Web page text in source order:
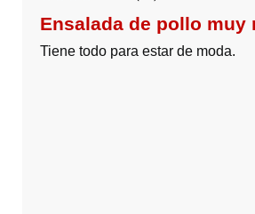
Ensalada de pollo muy
Tiene todo para estar de moda.